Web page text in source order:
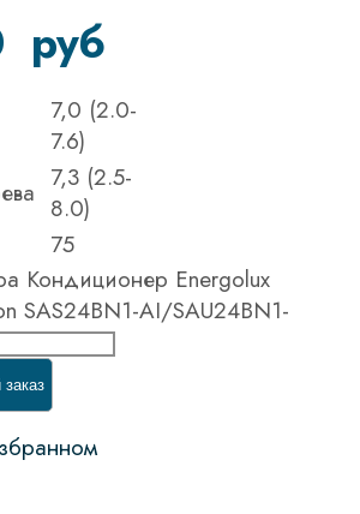
руб
7,0 (2.0-
7.6)
7,3 (2.5-
8.0)
75
Кондиционер Energolux
SAS24BN1-AI/SAU24BN1-